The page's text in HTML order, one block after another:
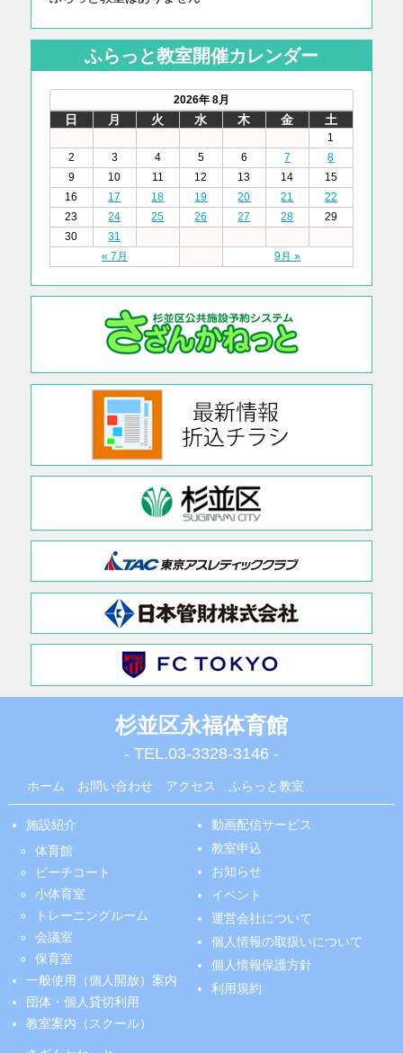
ふらっと教室開催カレンダー
2026年 8月
日 月 火 水 木 金 土
1
2
3 4 5 6 7
8
9
10 11 12 13 14
15
16
17 18 19 20 21
22
23
24 25 26 27 28
29
30
31
« 7月
9月 »
杉並区永福体育館
- TEL.03-3328-3146 -
ホーム お問い合わせ アクセス ふらっと教室
施設紹介
体育館
ビーチコート
小体育室
トレーニングルーム
会議室
保育室
一般使用（個人開放）案内
団体・個人貸切利用
教室案内（スクール）
動画配信サービス
教室申込
お知らせ
イベント
運営会社について
個人情報の取扱いについて
個人情報保護方針
利用規約